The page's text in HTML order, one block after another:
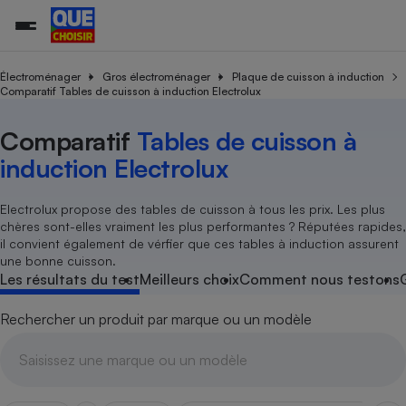
Électroménager Gros électroménager
Plaque de cuisson à induction
Comparatif Tables de cuisson à induction Electrolux
Comparatif Tables de cuisson à
induction Electrolux
Electrolux propose des tables de cuisson à tous les prix. Les plus
chères sont-elles vraiment les plus performantes ? Réputées rapides,
il convient également de vérfier que ces tables à induction assurent
une bonne cuisson.
Les résultats du testMeilleurs choixComment nous testons
Rechercher un produit par marque ou un modèle
Additifs
Agriculture
Nutrition
Achat - Vente - Location
Assurance auto
Magasin - Grande surface
Marketing - Fidélisation
Organismes de défense
Système judiciaire
Eau
Energie
Achat - Vente - Travaux
Copropriété
Location
Sport
Vacances - Tourisme
électrique
Démarche administrative
Famille
Senior
Service marchand
Train
Transport aérien
Toutes les actualités
Enquêtes
Conseils
Brèves
Tous les services
Soumettre un litige
Lettres types
Tous nos combats
Nos actions
Les billets de la présidente
Nos associations locales
Nous rejoindre
En savoir plus sur Que Choisir Ensemble
L’association
Nos missions
Notre financement
Nos partenaires
Nous rejoindre